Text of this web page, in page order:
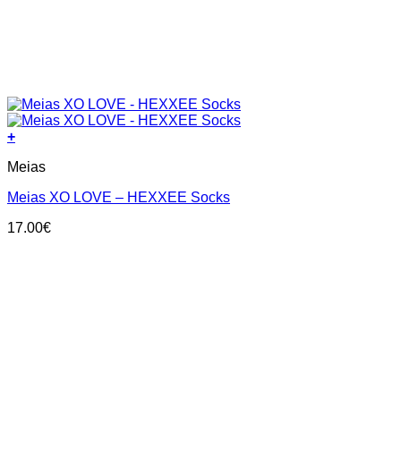
+
product
multiple
The
Meias
Meias XO LOVE – HEXXEE Socks
17.00€